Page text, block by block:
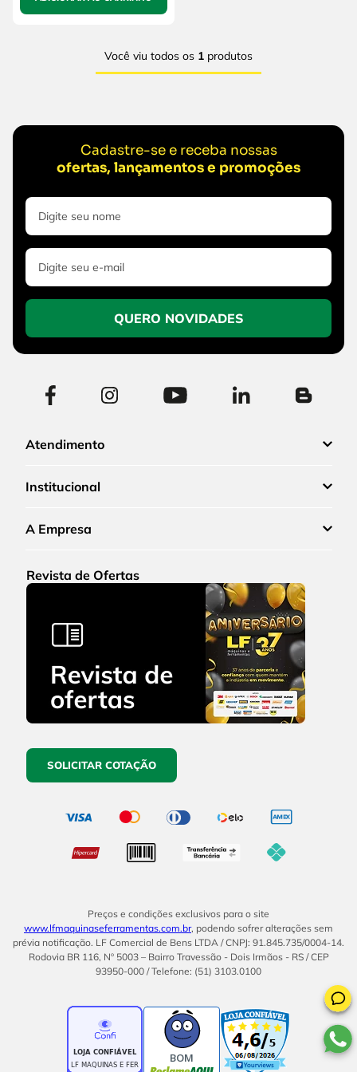
Você viu todos os 1 produtos
Cadastre-se e receba nossas
ofertas, lançamentos e promoções
QUERO NOVIDADES
Atendimento
Institucional
A Empresa
Revista de Ofertas
SOLICITAR COTAÇÃO
Preços e condições exclusivos para o site
www.lfmaquinaseferramentas.com.br, podendo sofrer alterações sem
prévia notificação. LF Comercial de Bens LTDA / CNPJ: 91.845.735/0004-14.
Rodovia BR 116, Nº 5003 – Bairro Travessão - Dois Irmãos - RS / CEP
93950-000 / Telefone: (51) 3103.0100
BOM